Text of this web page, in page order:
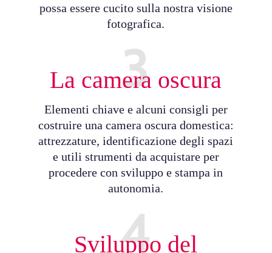
possa essere cucito sulla nostra visione
fotografica.
3
La camera oscura
Elementi chiave e alcuni consigli per
costruire una camera oscura domestica:
attrezzature, identificazione degli spazi
e utili strumenti da acquistare per
procedere con sviluppo e stampa in
autonomia.
4
Sviluppo del